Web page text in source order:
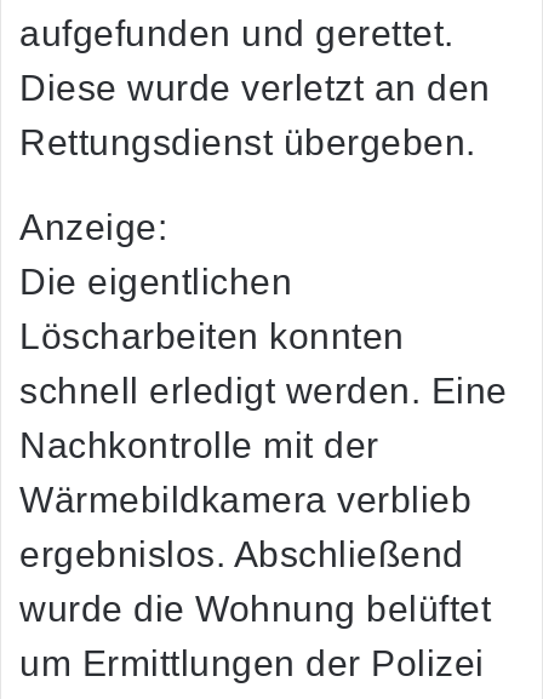
aufgefunden und gerettet.
Diese wurde verletzt an den
Rettungsdienst übergeben.
Anzeige:
Die eigentlichen
Löscharbeiten konnten
schnell erledigt werden. Eine
Nachkontrolle mit der
Wärmebildkamera verblieb
ergebnislos. Abschließend
wurde die Wohnung belüftet
um Ermittlungen der Polizei